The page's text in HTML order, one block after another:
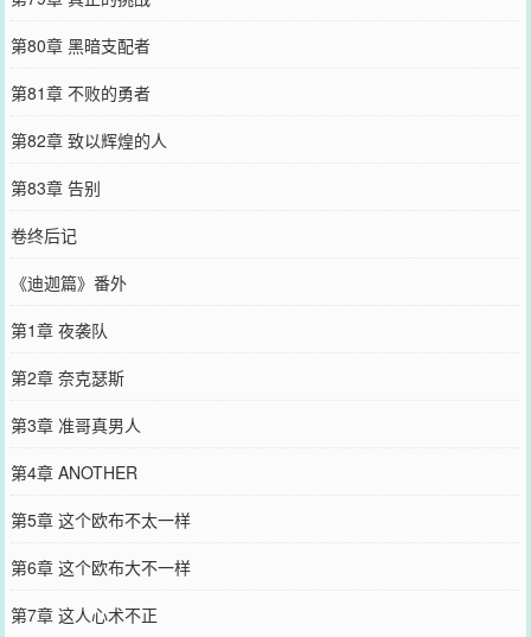
第80章 黑暗支配者
第81章 不败的勇者
第82章 致以辉煌的人
第83章 告别
卷终后记
《迪迦篇》番外
第1章 夜袭队
第2章 奈克瑟斯
第3章 准哥真男人
第4章 ANOTHER
第5章 这个欧布不太一样
第6章 这个欧布大不一样
第7章 这人心术不正